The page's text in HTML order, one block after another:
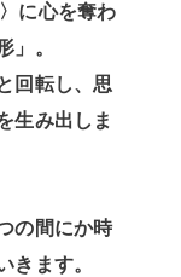
に心を奪わ
」。
回転し、思
生み出しま
の間にか時
きます。